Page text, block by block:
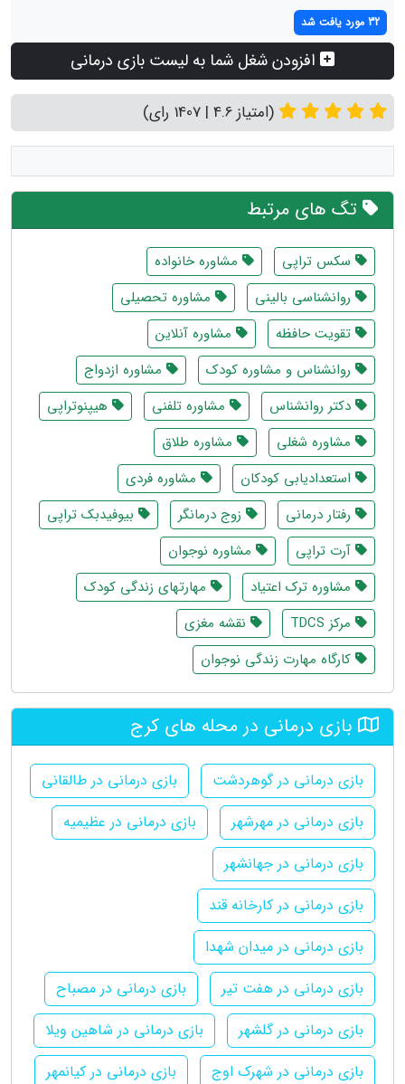
32 مورد یافت شد
افزودن شغل شما به لیست بازی درمانی
(امتیاز 4.6 | 1407 رای)
تگ های مرتبط
سکس تراپی
مشاوره خانواده
روانشناسی بالینی
مشاوره تحصیلی
تقویت حافظه
مشاوره آنلاین
روانشناس و مشاوره كودك
مشاوره ازدواج
دکتر روانشناس
مشاوره تلفنی
هیپنوتراپی
مشاوره شغلی
مشاوره طلاق
استعدادیابی کودکان
مشاوره فردی
رفتار درمانی
زوج درمانگر
بیوفیدبک تراپی
آرت تراپی
مشاوره نوجوان
مشاوره ترک اعتیاد
مهارتهای زندگی کودک
مرکز TDCS
نقشه مغزی
کارگاه مهارت زندگی نوجوان
بازی درمانی در محله های کرج
بازی درمانی در گوهردشت
بازی درمانی در طالقانی
بازی درمانی در مهرشهر
بازی درمانی در عظیمیه
بازی درمانی در جهانشهر
بازی درمانی در کارخانه قند
بازی درمانی در میدان شهدا
بازی درمانی در هفت تیر
بازی درمانی در مصباح
بازی درمانی در گلشهر
بازی درمانی در شاهین ویلا
بازی درمانی در شهرک اوج
بازی درمانی در کیانمهر